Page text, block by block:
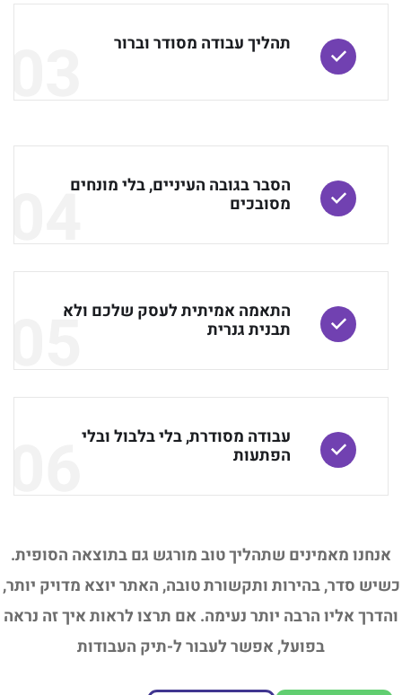
03 תהליך עבודה מסודר וברור
04הסבר בגובה העיניים, בלי מונחים
מסובכים
05התאמה אמיתית לעסק שלכם ולא
תבנית גנרית
06עבודה מסודרת, בלי בלבול ובלי
הפתעות
אנחנו מאמינים שתהליך טוב מורגש גם בתוצאה הסופית.
כשיש סדר, בהירות ותקשורת טובה, האתר יוצא מדויק יותר,
והדרך אליו הרבה יותר נעימה. אם תרצו לראות איך זה נראה
בפועל, אפשר לעבור ל-תיק העבודות